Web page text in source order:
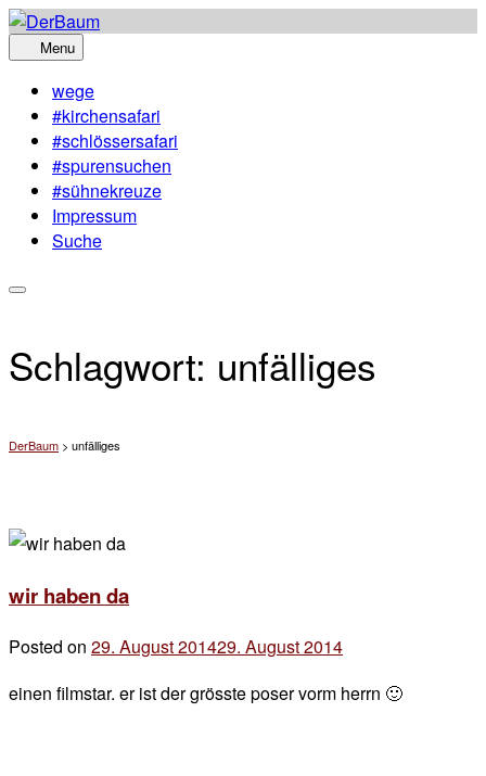
Skip
to
Menu
wege
#kirchensafari
#schlössersafari
#spurensuchen
#sühnekreuze
Impressum
Suche
Schlagwort: unfälliges
DerBaum > unfälliges
wir haben da
Posted on 29. August 201429. August 2014
chef
einen filmstar. er ist der grösste poser vorm herrn 🙂